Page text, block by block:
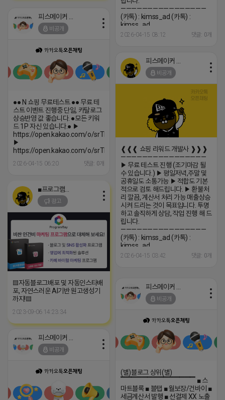
————————————————
(카톡) : kimss_ad (카톡) :
kimss_ad
2026-04-15 08:12 댓글: 0개
비공개
●● N 쇼핑 무료테스트 ●● 무료 테
스트 이벤트 진행중 단일, 카탈로그
상승반영 값 좋습니다. ●모든 키워
드 1P 자신 있습니다.● ▶
https://open.kakao.com/o/srTIWKci
▶
https://open.kakao.com/o/srTIWKci
2026-04-15 06:20 댓글: 0개
비공개
❰❰❰ 쇼핑 리워드 개발사 ❱❱❱
————————————————
▶ 무료 테스트 진행 (조기마감 될
수 있습니다.) ▶ 평일저녁,주말 및
공휴일도 소통가능 ▶ 적합도 기본
적으로 검토 해드립니다. ▶ 환불처
리 깔끔, 계산서 처리 가능 매출상승
시켜 드리는 것이 목표입니다. 투명
하고 솔직하게 상담, 작업 진행 해 드
립니다.
————————————————
(카톡) : kimss_ad (카톡) :
kimss_ad
2026-04-15 03:42 댓글: 0개
광고
▤자동블로그배포 및 자동인스타배
포, 자연스러운 AI기반 원고생성기
까지!▤
2023-09-06 14:23:34
비공개
(별)블로그 상위(별)
▔▔▔▔▔▔▔▔▔▔▔▔▔▔ ■ 스
마트블록 ■ 블탭 ■ 월보장/건바이 ■
세금계산서 발행 ■ 선결제 XX 노출
비공개